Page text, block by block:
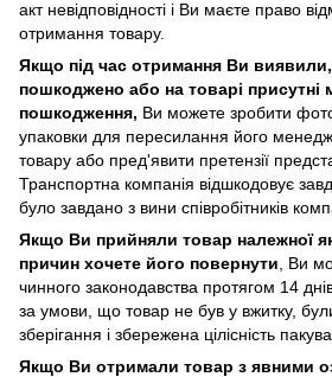
акт невідповідності і Ви маєте право
отримання товару.
Якщо під час отримання Ви
пошкоджено або на товарі присутні
пошкодження, Ви можете зробити
упаковки для пересилання його
товару або пред'явити претензії
Транспортна компанія відшкодовує
було завдано з вини співробітників
Якщо Ви прийняли товар належної
причин хочете його повернути , Ви
чинного законодавства протягом 14
за умови, що товар не був у вжитку,
зберігання і збережена цілісність
Якщо Ви отримали товар з явними